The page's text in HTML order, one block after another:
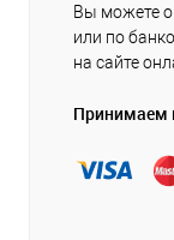
Вы можете
или по
на сайте
Принимаем